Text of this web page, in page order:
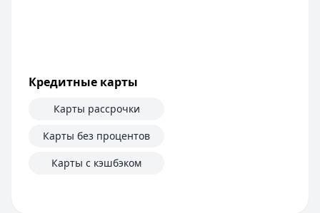
Кредитные карты
Карты рассрочки
Карты без процентов
Карты с кэшбэком